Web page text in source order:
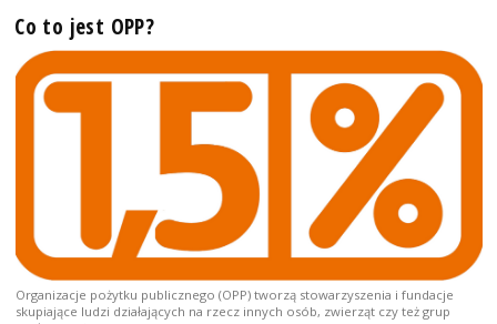
Co to jest OPP?
Organizacje pożytku publicznego (OPP) tworzą stowarzyszenia i fundacje
skupiające ludzi działających na rzecz innych osób, zwierząt czy też grup